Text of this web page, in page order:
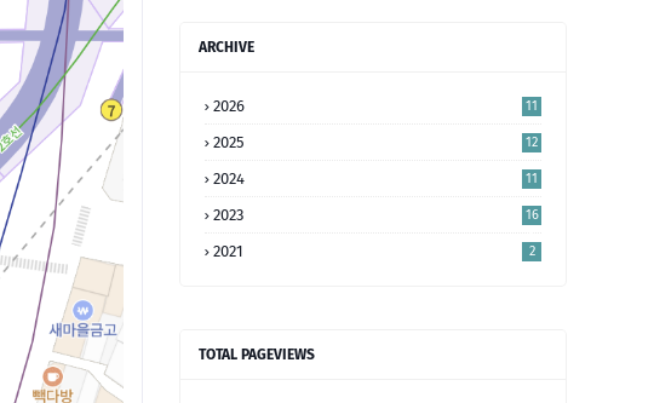
ARCHIVE
2026 11
2025 12
2024 11
2023
16
2021 2
TOTAL PAGEVIEWS